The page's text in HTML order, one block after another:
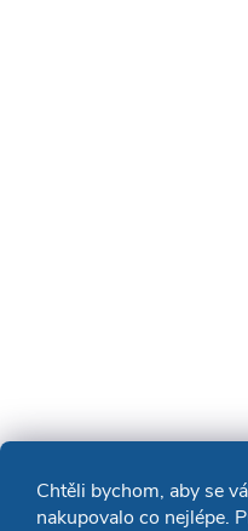
Chtěli bychom, aby se
nakupovalo co nejlépe.